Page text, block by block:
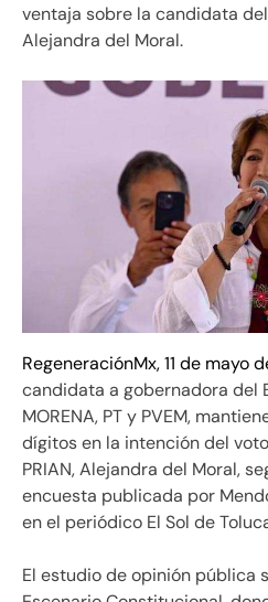
ventaja sobre la candidata del
Alejandra del Moral.
RegeneraciónMx, 11 de mayo
candidata a gobernadora del
MORENA, PT y PVEM,
dígitos en la intención del
PRIAN, Alejandra del Moral,
encuesta publicada por
en el periódico El Sol de
El estudio de opinión pública